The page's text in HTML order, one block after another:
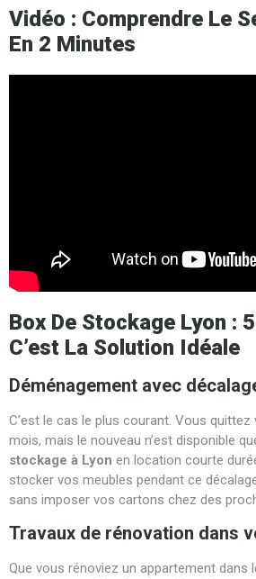
Vidéo : Comprendre Le
En 2 Minutes
Box De Stockage Lyon :
C’est La Solution Idéale
Déménagement avec
C’est le cas le plus courant. Vous
mois, mais le nouveau n’est disponible
stockage à Lyon en location courte
stocker vos meubles pendant ce
sans imposer vos cartons chez des
Travaux de rénovation dans
Que vous rénoviez un appartement dans